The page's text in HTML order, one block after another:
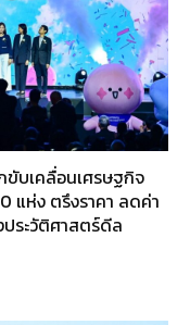
ขับเคลื่อนเศรษฐกิจ
แห่ง ตรึงราคา ลดค่า
ระวัติศาสตร์ดีล